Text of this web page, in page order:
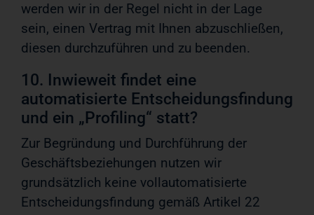
werden wir in der Regel nicht in der Lage
sein, einen Vertrag mit Ihnen abzuschließen,
diesen durchzuführen und zu beenden.
10. Inwieweit findet eine
automatisierte Entscheidungsfindung
und ein „Profiling“ statt?
Zur Begründung und Durchführung der
Geschäftsbeziehungen nutzen wir
grundsätzlich keine vollautomatisierte
Entscheidungsfindung gemäß Artikel 22